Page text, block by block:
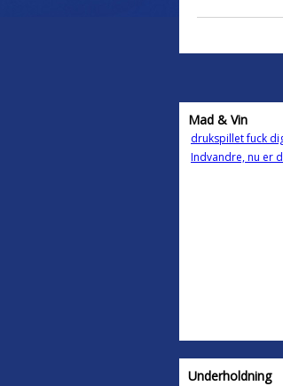
Mad & Vin
drukspillet fuck
Indvandre, nu er
Underholdning